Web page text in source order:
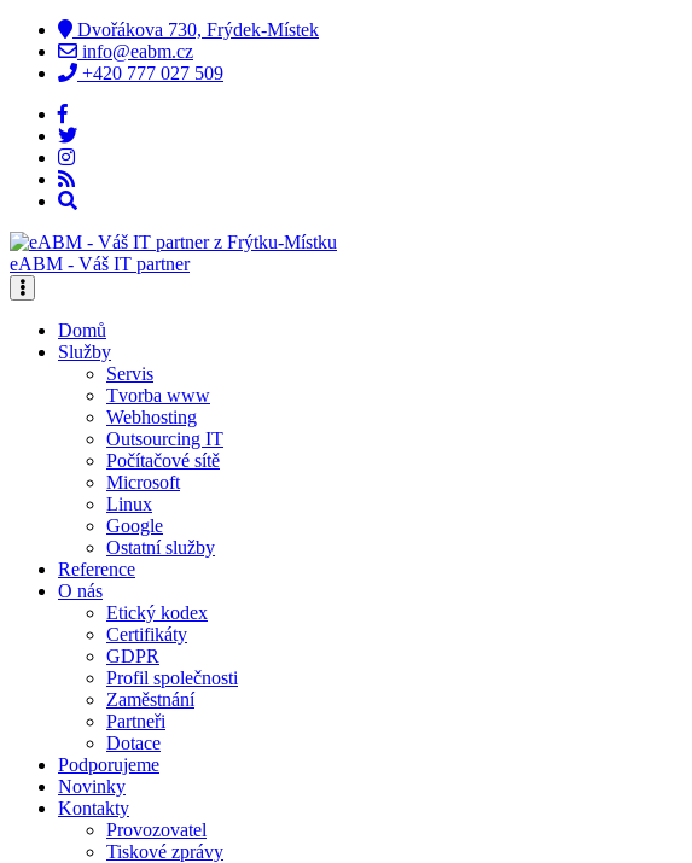
Dvořákova 730, Frýdek-Místek
info@eabm.cz
+420 777 027 509
eABM - Váš IT partner
Domů
Služby
Servis
Tvorba www
Webhosting
Outsourcing IT
Počítačové sítě
Microsoft
Linux
Google
Ostatní služby
Reference
O nás
Etický kodex
Certifikáty
GDPR
Profil společnosti
Zaměstnání
Partneři
Dotace
Podporujeme
Novinky
Kontakty
Provozovatel
Tiskové zprávy